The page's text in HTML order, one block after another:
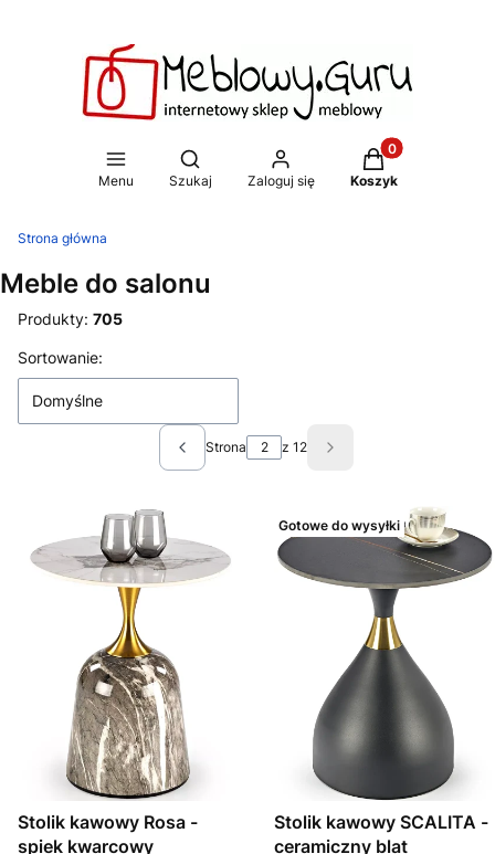
Menu
Otwórz wyszukiwarkę
Szukaj Zaloguj się
Produkty w
Koszyk
Strona główna
Meble do salonu
Produkty: 705
Lista produktów
Sortowanie:
Domyślne
Poprzednie produkty
Strona z 12 Następne produkty
Stolik kawowy Rosa -
spiek kwarcowy
Gotowe do wysyłki
Stolik kawowy SCALITA -
ceramiczny blat